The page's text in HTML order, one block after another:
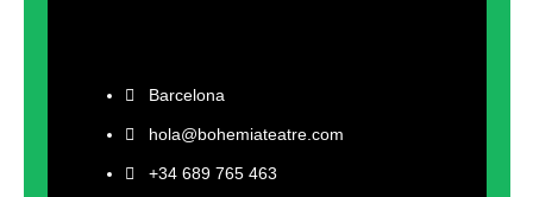
Barcelona
hola@bohemiateatre.com
+34 689 765 463